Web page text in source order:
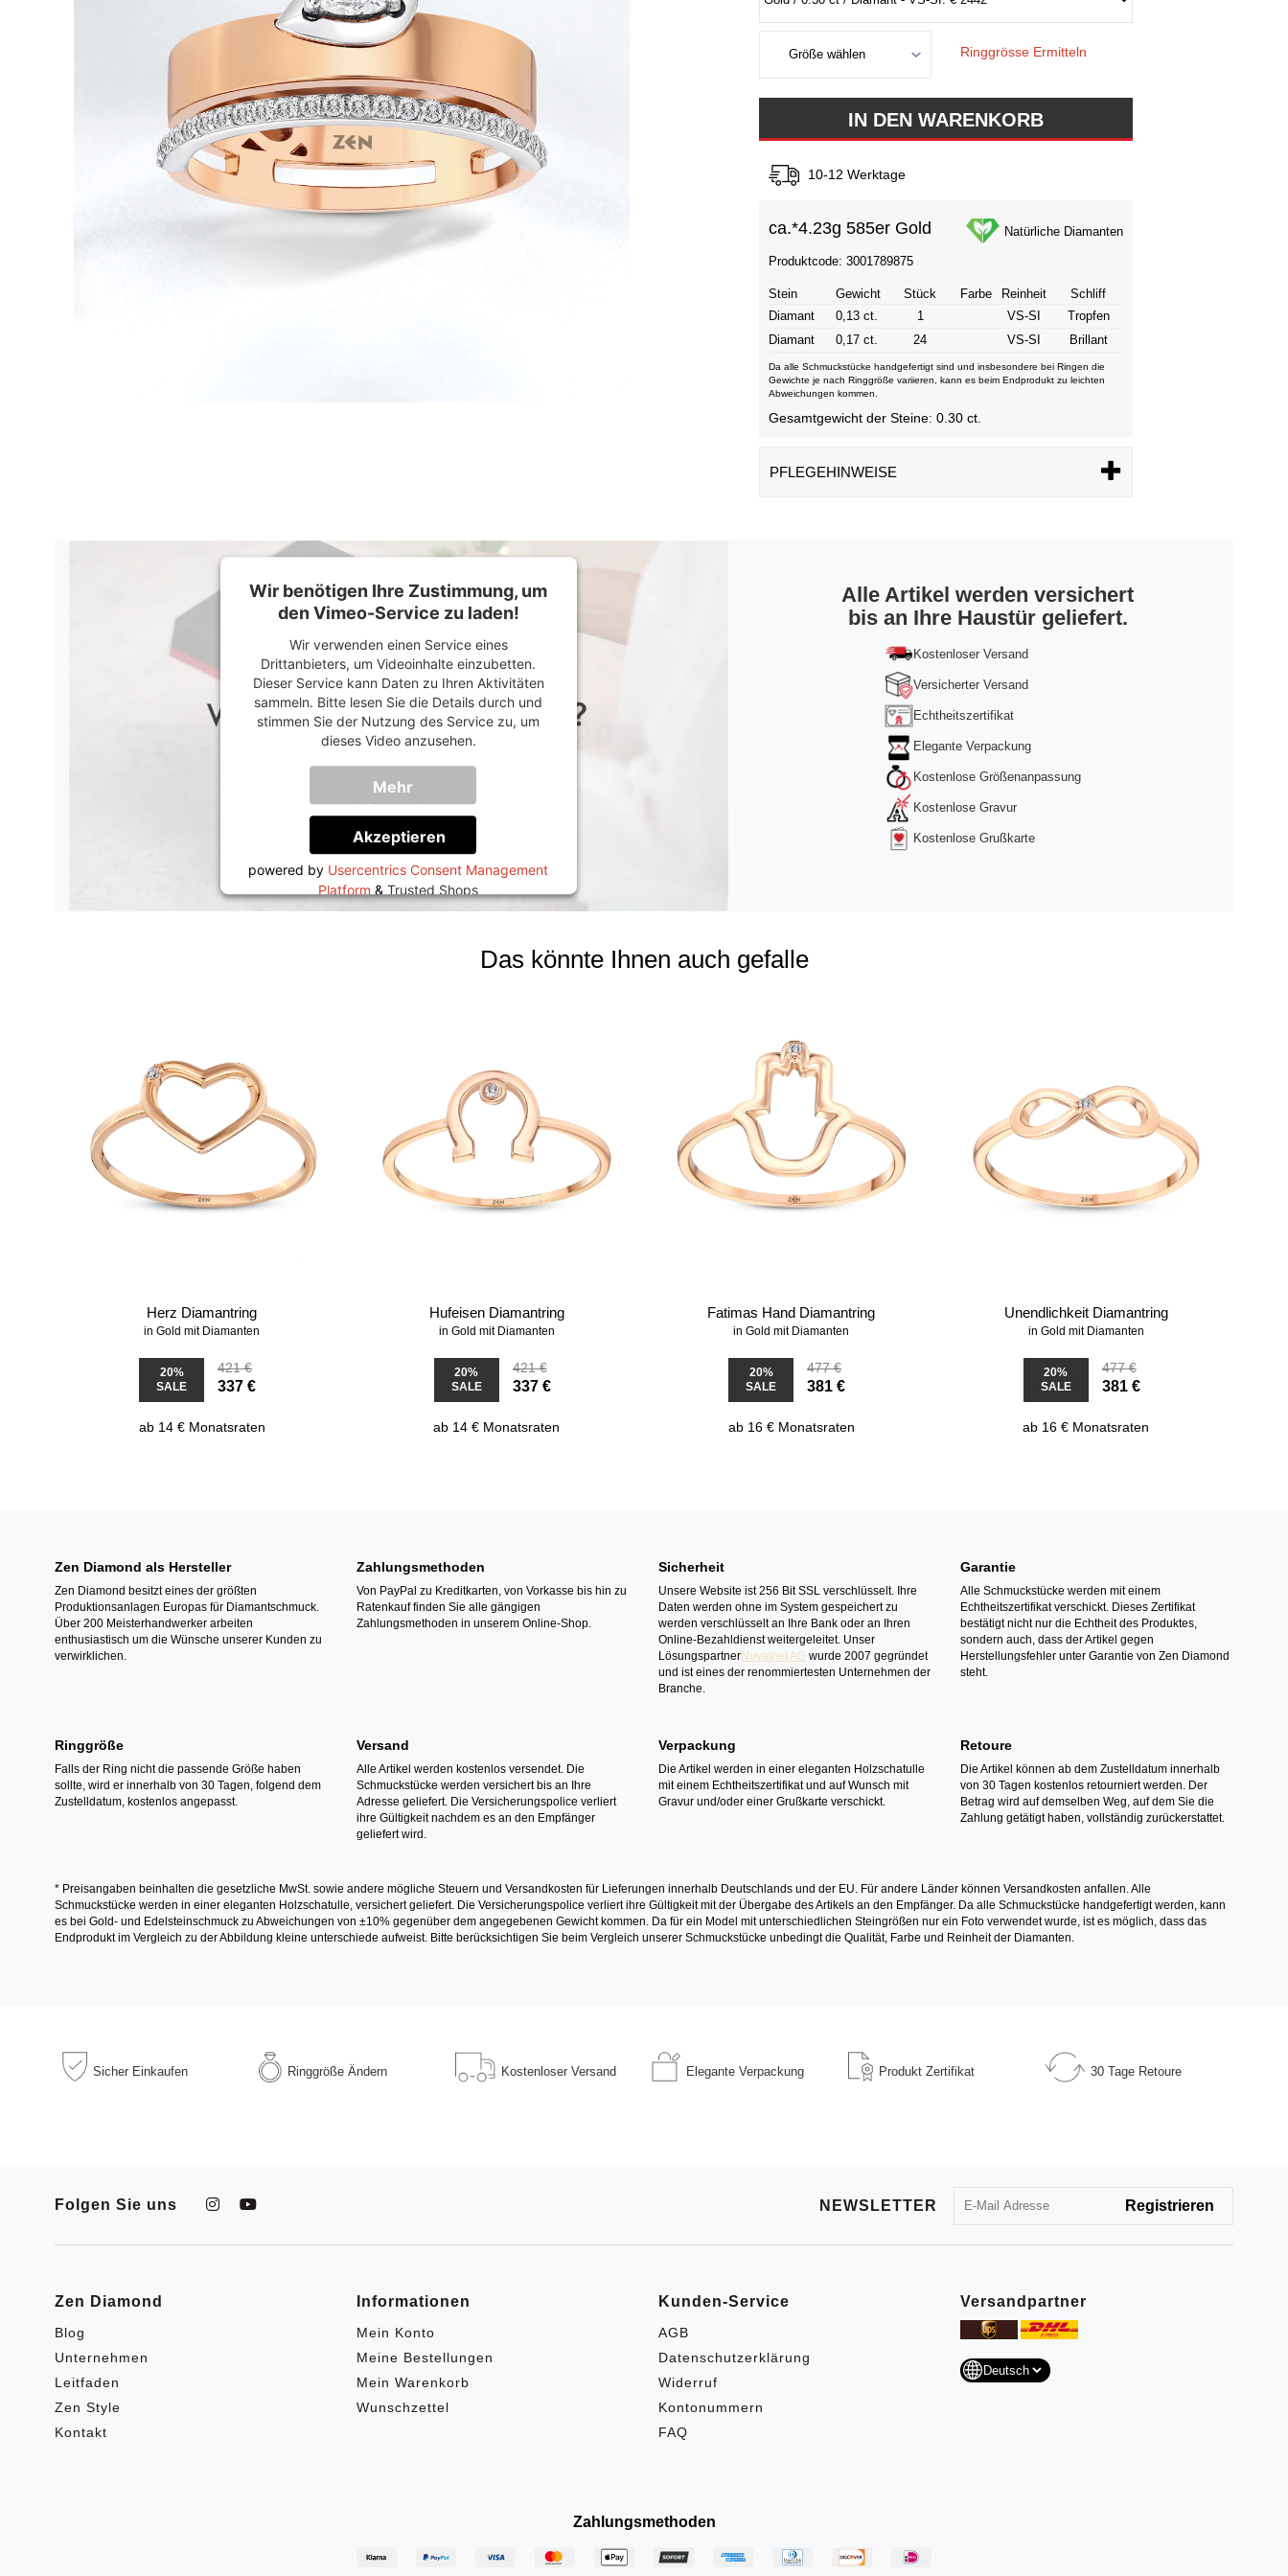
Ringgrösse Ermitteln
10-12 Werktage
ca.*4.23g 585er Gold Natürliche Diamanten
Produktcode: 3001789875
Stein Gewicht Stück Farbe Reinheit
Schliff
Diamant
0,13 ct. 1 VS-SI
Tropfen
Diamant
0,17 ct. 24 VS-SI Brillant
Da alle Schmuckstücke handgefertigt sind und insbesondere bei Ringen die
Gewichte je nach Ringgröße variieren, kann es beim Endprodukt zu leichten
Abweichungen kommen.
Gesamtgewicht der Steine: 0.30 ct.
PFLEGEHINWEISE
Wir benötigen Ihre Zustimmung, um
den Vimeo-Service zu laden!
Wir verwenden einen Service eines
Drittanbieters, um Videoinhalte einzubetten.
Dieser Service kann Daten zu Ihren Aktivitäten
sammeln. Bitte lesen Sie die Details durch und
stimmen Sie der Nutzung des Service zu, um
dieses Video anzusehen.
Mehr
Informationen
Akzeptieren
powered by Usercentrics Consent Management
Platform&Trusted Shops
Alle Artikel werden versichert
bis an Ihre Haustür geliefert.
Kostenloser Versand
Versicherter Versand
Echtheitszertifikat
Elegante Verpackung
Kostenlose Größenanpassung
Kostenlose Gravur
Kostenlose Grußkarte
Das könnte Ihnen auch gefalle
Herz Diamantring
in Gold mit Diamanten
20%
SALE
421 €
337 €
ab 14 € Monatsraten
Hufeisen Diamantring
in Gold mit Diamanten
20%
SALE
421 €
337 €
ab 14 € Monatsraten
Fatimas Hand Diamantring
in Gold mit Diamanten
20%
SALE
477 €
381 €
ab 16 € Monatsraten
Unendlichkeit Diamantring
in Gold mit Diamanten
20%
SALE
477 €
381 €
ab 16 € Monatsraten
Zen Diamond als Hersteller
Zen Diamond besitzt eines der größten
Produktionsanlagen Europas für Diamantschmuck.
Über 200 Meisterhandwerker arbeiten
enthusiastisch um die Wünsche unserer Kunden zu
verwirklichen.
Zahlungsmethoden
Von PayPal zu Kreditkarten, von Vorkasse bis hin zu
Ratenkauf finden Sie alle gängigen
Zahlungsmethoden in unserem Online-Shop.
Sicherheit
Unsere Website ist 256 Bit SSL verschlüsselt. Ihre
Daten werden ohne im System gespeichert zu
werden verschlüsselt an Ihre Bank oder an Ihren
Online-Bezahldienst weitergeleitet. Unser
LösungspartnerNovalnet AG wurde 2007 gegründet
und ist eines der renommiertesten Unternehmen der
Branche.
Garantie
Alle Schmuckstücke werden mit einem
Echtheitszertifikat verschickt. Dieses Zertifikat
bestätigt nicht nur die Echtheit des Produktes,
sondern auch, dass der Artikel gegen
Herstellungsfehler unter Garantie von Zen Diamond
steht.
Ringgröße
Falls der Ring nicht die passende Größe haben
sollte, wird er innerhalb von 30 Tagen, folgend dem
Zustelldatum, kostenlos angepasst.
Versand
Alle Artikel werden kostenlos versendet. Die
Schmuckstücke werden versichert bis an Ihre
Adresse geliefert. Die Versicherungspolice verliert
ihre Gültigkeit nachdem es an den Empfänger
geliefert wird.
Verpackung
Die Artikel werden in einer eleganten Holzschatulle
mit einem Echtheitszertifikat und auf Wunsch mit
Gravur und/oder einer Grußkarte verschickt.
Retoure
Die Artikel können ab dem Zustelldatum innerhalb
von 30 Tagen kostenlos retourniert werden. Der
Betrag wird auf demselben Weg, auf dem Sie die
Zahlung getätigt haben, vollständig zurückerstattet.
* Preisangaben beinhalten die gesetzliche MwSt. sowie andere mögliche Steuern und Versandkosten für Lieferungen innerhalb Deutschlands und der EU. Für andere Länder können Versandkosten anfallen. Alle
Schmuckstücke werden in einer eleganten Holzschatulle, versichert geliefert. Die Versicherungspolice verliert ihre Gültigkeit mit der Übergabe des Artikels an den Empfänger. Da alle Schmuckstücke handgefertigt werden, kann
es bei Gold- und Edelsteinschmuck zu Abweichungen von ±10% gegenüber dem angegebenen Gewicht kommen. Da für ein Model mit unterschiedlichen Steingrößen nur ein Foto verwendet wurde, ist es möglich, dass das
Endprodukt im Vergleich zu der Abbildung kleine unterschiede aufweist. Bitte berücksichtigen Sie beim Vergleich unserer Schmuckstücke unbedingt die Qualität, Farbe und Reinheit der Diamanten.
Sicher Einkaufen RinggrößeÄndern Kostenloser Versand Elegante Verpackung Produkt Zertifikat 30 Tage Retoure
Folgen Sie uns NEWSLETTER
Zen Diamond
Blog
Unternehmen
Leitfaden
Zen Style
Kontakt
Informationen
Mein Konto
Meine Bestellungen
Mein Warenkorb
Wunschzettel
Kunden-Service
AGB
Datenschutzerklärung
Widerruf
Kontonummern
FAQ
Versandpartner
Zahlungsmethoden